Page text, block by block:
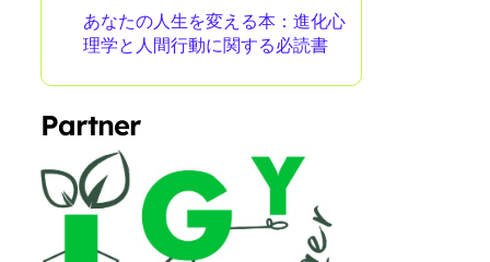
あなたの人生を変える本：進化心
理学と人間行動に関する必読書
Partner